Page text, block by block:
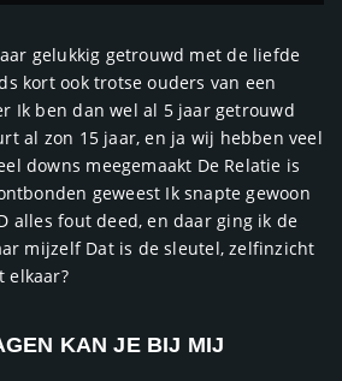
gelukkig getrouwd met de liefde
kort ook trotse ouders van een
Ik ben dan wel al 5 jaar getrouwd
al zon 15 jaar, en ja wij hebben veel
downs meegemaakt De Relatie is
geweest Ik snapte gewoon
alles fout deed, en daar ging ik de
mijzelf Dat is de sleutel, zelfinzicht
elkaar?
KAN JE BIJ MIJ